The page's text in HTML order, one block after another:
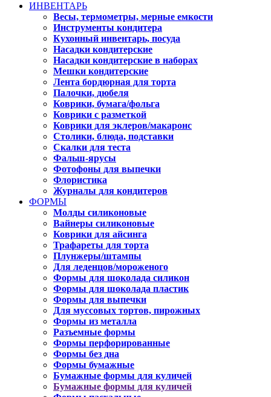
ИНВЕНТАРЬ
Весы, термометры, мерные емкости
Инструменты кондитера
Кухонный инвентарь, посуда
Насадки кондитерские
Насадки кондитерские в наборах
Мешки кондитерские
Лента бордюрная для торта
Палочки, дюбеля
Коврики, бумага/фольга
Коврики с разметкой
Коврики для эклеров/макаронс
Столики, блюда, подставки
Скалки для теста
Фальш-ярусы
Фотофоны для выпечки
Флористика
Журналы для кондитеров
ФОРМЫ
Молды силиконовые
Вайнеры силиконовые
Коврики для айсинга
Трафареты для торта
Плунжеры/штампы
Для леденцов/мороженого
Формы для шоколада силикон
Формы для шоколада пластик
Формы для выпечки
Для муссовых тортов, пирожных
Формы из металла
Разъемные формы
Формы перфорированные
Формы без дна
Формы бумажные
Бумажные формы для куличей
Бумажные формы для куличей